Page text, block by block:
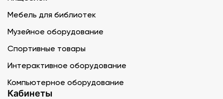
Мебель для библиотек
Музейное оборудование
Спортивные товары
Интерактивное оборудование
Компьютерное оборудование
Кабинеты